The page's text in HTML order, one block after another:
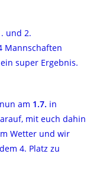
und 2.
Mannschaften
super Ergebnis.
am 1.7. in
mit euch dahin
Wetter und wir
4. Platz zu